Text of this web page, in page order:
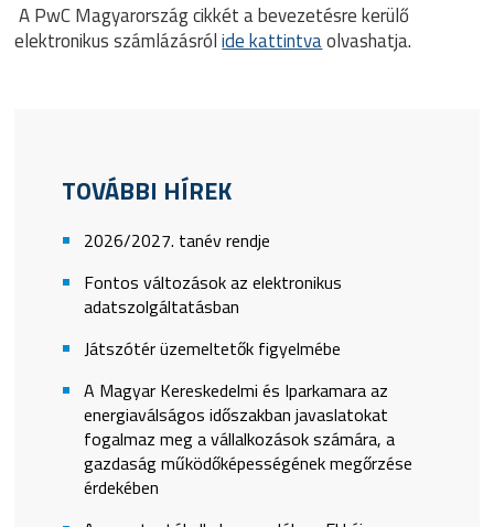
A PwC Magyarország cikkét a bevezetésre kerülő
elektronikus számlázásrólide kattintvaolvashatja.
TOVÁBBI HÍREK
2026/2027. tanév rendje
Fontos változások az elektronikus
adatszolgáltatásban
Játszótér üzemeltetők figyelmébe
A Magyar Kereskedelmi és Iparkamara az
energiaválságos időszakban javaslatokat
fogalmaz meg a vállalkozások számára, a
gazdaság működőképességének megőrzése
érdekében